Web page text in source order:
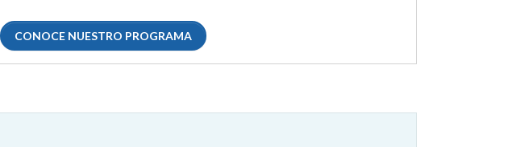
CONOCE NUESTRO PROGRAMA